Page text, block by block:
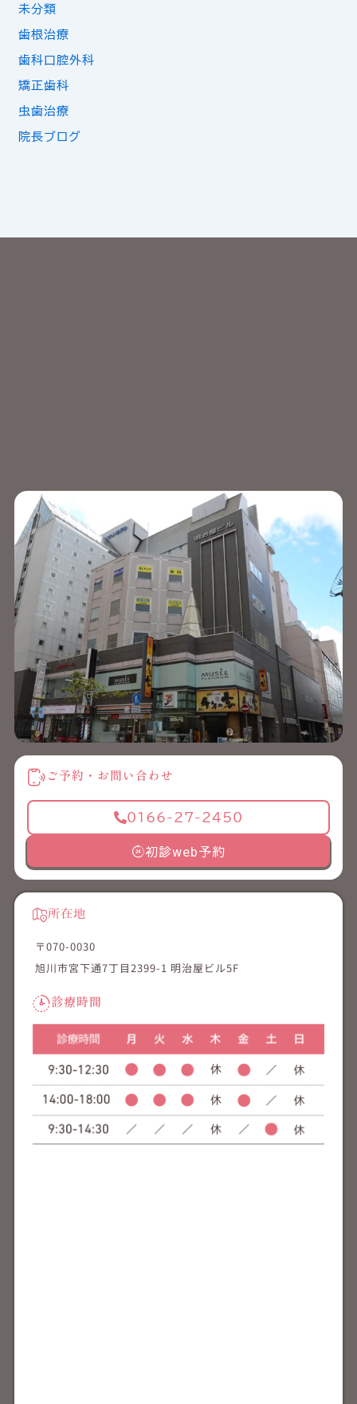
未分類
歯根治療
歯科口腔外科
矯正歯科
虫歯治療
院長ブログ
ご予約・お問い合わせ
0166-27-2450
初診web予約
所在地
〒070-0030
旭川市宮下通7丁目2399-1 明治屋ビル5F
診療時間